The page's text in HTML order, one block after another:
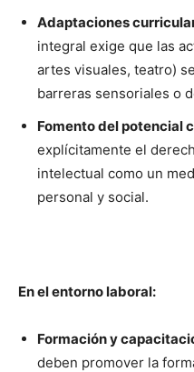
Adaptaciones
integral exige que las
artes visuales, teatro)
barreras sensoriales o
Fomento del potencial
explícitamente el
intelectual como un
personal y social.
En el entorno laboral:
Formación y
deben promover la